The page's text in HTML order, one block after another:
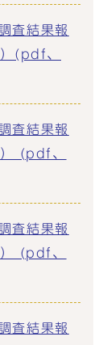
査結果報
(pdf、
査結果報
(pdf、
査結果報
(pdf、
査結果報